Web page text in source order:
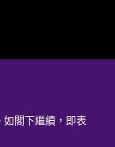
閣下繼續，即表